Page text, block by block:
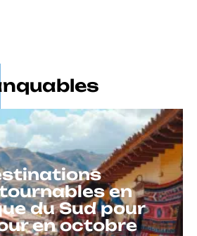
en
du Sud pour
en octobre